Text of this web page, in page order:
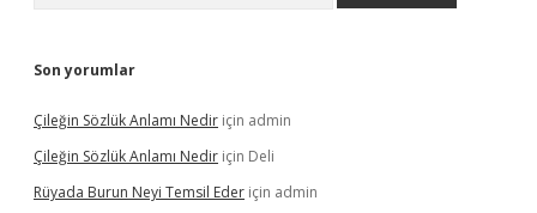
Son yorumlar
Çileğin Sözlük Anlamı Nedir için admin
Çileğin Sözlük Anlamı Nedir için Deli
Rüyada Burun Neyi Temsil Eder için admin